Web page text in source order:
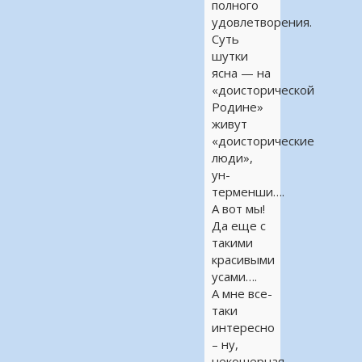
полного
удовлетворения.
Суть
шутки
ясна — на
«доисторической
Родине»
живут
«доисторические
люди»,
ун-
терменши….
А вот мы!
Да еще с
такими
красивыми
усами….
А мне все-
таки
интересно
– ну,